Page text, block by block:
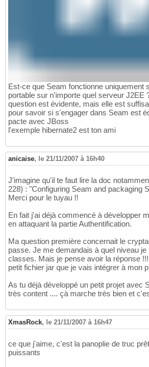
Est-ce que Seam fonctionne uniquement
portable sur n'importe quel serveur J2EE
question est évidente, mais elle est
pour savoir si s'engager dans Seam est
pacte avec JBoss
l'exemple hibernate2 est ton ami
anicaise, le 21/11/2007 à 16h40
J'imagine qu'il te faut lire la doc
228) : "Configuring Seam and packaging
Merci pour le tuyau !!
En fait j'ai déjà commencé à développer
en attaquant la partie Authentification.
Ma question première concernait le
passe. Je me demandais à quel niveau
classes. Mais je pense avoir la réponse
petit fichier jar que je vais intégrer à mon
As tu déjà développé un petit projet avec
très content .... çà marche très bien et
XmasRock, le 21/11/2007 à 16h47
ce que j'aime, c'est la panoplie de truc
puissants